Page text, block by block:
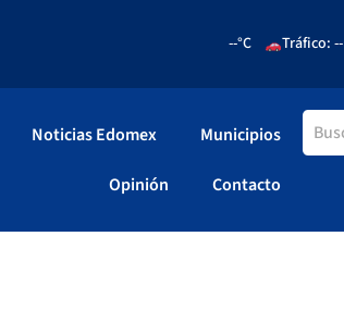
--°C Tráfico: --
Noticias Edomex Municipios
Opinión Contacto